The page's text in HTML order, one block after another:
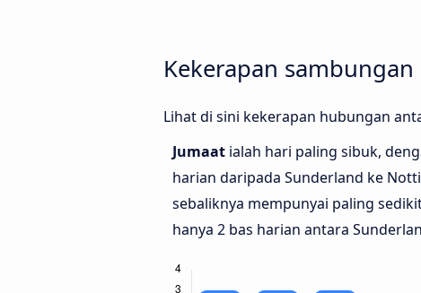
Kekerapan
Lihat di sini kekerapan hubungan
Jumaat ialah hari paling sibuk,
harian daripada Sunderland ke
sebaliknya mempunyai paling
hanya 2 bas harian antara